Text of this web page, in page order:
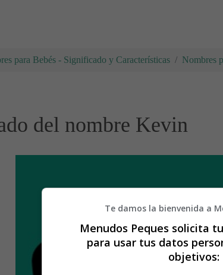
para Bebés - Significado y Características Nombres
del nombre Kevin
Te damos la bienvenida a
Menudos Peques solicita
para usar tus datos
objetivos: